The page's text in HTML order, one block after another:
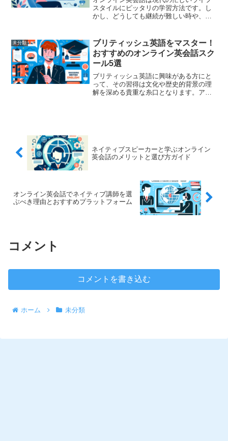
スタイルにピッタリの学習方法です。し
かし、どうしても継続が難しい時や、成
を上達させるためのペース設定のコツに
ついて詳しく解説します。自...
未分類
ブリティッシュ英語をマスター！
おすすめのオンライン英会話スク
ール5選
ブリティッシュ英語に興味がある方にと
って、その習得は文化や歴史的背景の理
解を深める貴重な糸口となります。アメ
ネイティブスピーカーと学ぶオンライン
英会話のメリットと選び方ガイド
オンライン英会話でネイティブ講師を選
ぶべき理由とおすすめプラットフォーム
コメント
コメントを書き込む
ホーム 未分類